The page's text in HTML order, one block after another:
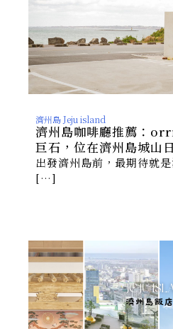
濟州島 Jeju island
濟州島咖啡廳推薦：
巨石，位在濟州島城山
出發濟州島前，最期待就
[…]